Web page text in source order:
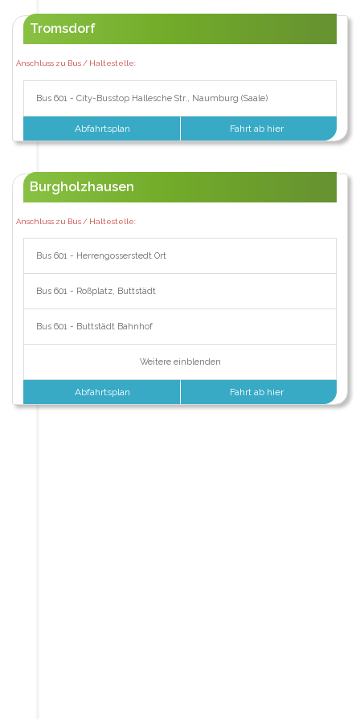
Tromsdorf
Anschluss zu Bus / Haltestelle:
Bus 601 - City-Busstop Hallesche Str., Naumburg (Saale)
Abfahrtsplan Fahrt ab hier
Burgholzhausen
Anschluss zu Bus / Haltestelle:
Bus 601 - Herrengosserstedt Ort
Bus 601 - Roßplatz, Buttstädt
Bus 601 - Buttstädt Bahnhof
Weitere einblenden
Abfahrtsplan Fahrt ab hier